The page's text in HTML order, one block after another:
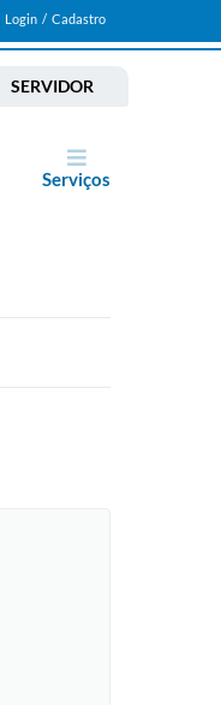
Login / Cadastro
SERVIDOR
Serviços